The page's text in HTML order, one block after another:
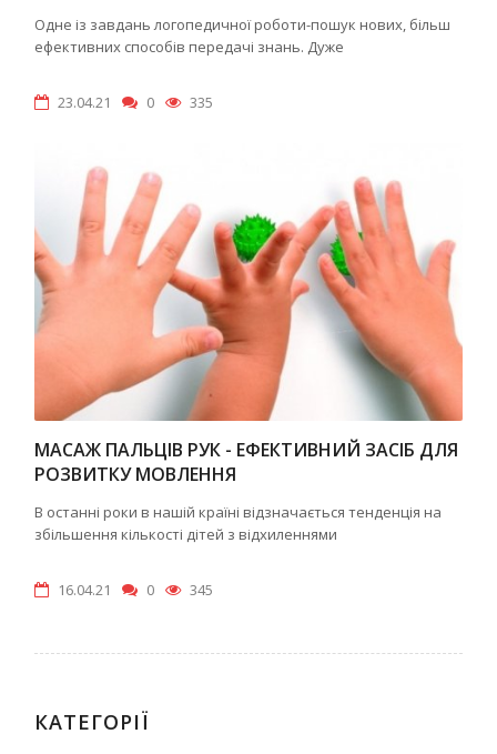
Одне із завдань логопедичної роботи-пошук нових, більш
ефективних способів передачі знань. Дуже
23.04.21 0 335
МАСАЖ ПАЛЬЦІВ РУК - ЕФЕКТИВНИЙ ЗАСІБ ДЛЯ
РОЗВИТКУ МОВЛЕННЯ
В останні роки в нашій країні відзначається тенденція на
збільшення кількості дітей з відхиленнями
16.04.21 0 345
КАТЕГОРІЇ